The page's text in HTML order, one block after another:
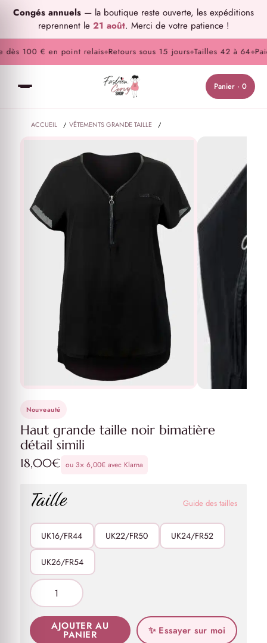
Congés annuels — la boutique reste ouverte, les expéditions
reprennent le 21 août. Merci de votre patience !
100 € en point relais◆Retours sous 15 jours◆Tailles 42 à 64 ◆
Panier · 0
ACCUEIL / VÊTEMENTS GRANDE TAILLE
/
HAUT GRANDE TAILLE NOIR BIMATIÈRE DÉTAIL SIMILI
Nouveauté
Haut grande taille noir bimatière
détail simili
18,00€ ou 3× 6,00€avec Klarna
Taille Guide des tailles
UK16/FR44 UK22/FR50 UK24/FR52
UK26/FR54
AJOUTER AU
PANIER ✨ Essayer sur moi